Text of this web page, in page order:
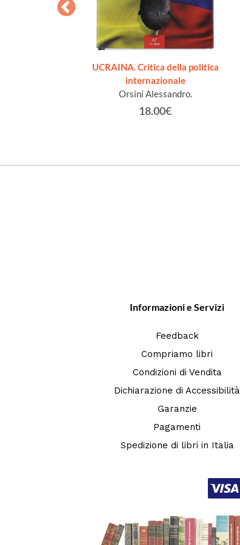
UCRAINA. Critica della politica
internazionale
Orsini Alessandro.
18.00€
Informazioni e Servizi
Feedback
Compriamo libri
Condizioni di Vendita
Dichiarazione di Accessibilità
Garanzie
Pagamenti
Spedizione di libri in Italia